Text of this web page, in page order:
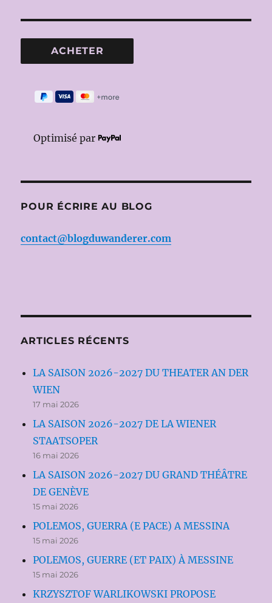
Optimisé par
POUR ÉCRIRE AU BLOG
contact@blogduwanderer.com
ARTICLES RÉCENTS
LA SAISON 2026-2027 DU THEATER AN DER
WIEN
17 mai 2026
LA SAISON 2026-2027 DE LA WIENER
STAATSOPER
16 mai 2026
LA SAISON 2026-2027 DU GRAND THÉÂTRE
DE GENÈVE
15 mai 2026
POLEMOS, GUERRA (E PACE) A MESSINA
15 mai 2026
POLEMOS, GUERRE (ET PAIX) À MESSINE
15 mai 2026
KRZYSZTOF WARLIKOWSKI PROPOSE